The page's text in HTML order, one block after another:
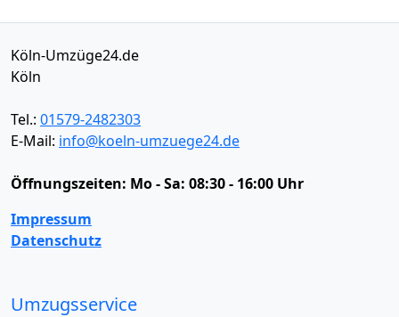
Köln-Umzüge24.de
Köln
Tel.: 01579-2482303
E-Mail: info@koeln-umzuege24.de
Öffnungszeiten: Mo - Sa: 08:30 - 16:00 Uhr
Impressum
Datenschutz
Umzugsservice